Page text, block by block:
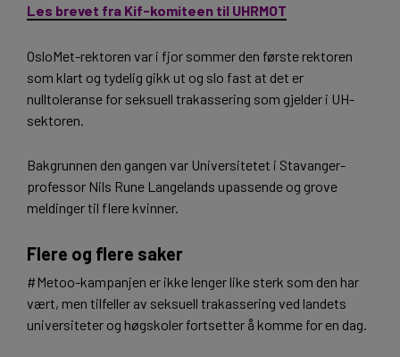
Les brevet fra Kif-komiteen til UHRMOT
OsloMet-rektoren var i fjor sommer den første rektoren
som klart og tydelig gikk ut og slo fast at det er
nulltoleranse for seksuell trakassering som gjelder i UH-
sektoren.
Bakgrunnen den gangen var Universitetet i Stavanger-
professor Nils Rune Langelands upassende og grove
meldinger til flere kvinner.
Flere og flere saker
#Metoo-kampanjen er ikke lenger like sterk som den har
vært, men tilfeller av seksuell trakassering ved landets
universiteter og høgskoler fortsetter å komme for en dag.